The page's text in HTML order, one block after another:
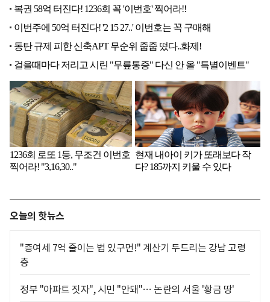
오늘의 핫뉴스
"증여세 7억 줄이는 법 있구먼!" 계산기 두드리는 강남 고령
층
정부 "아파트 짓자", 시민 "안돼"… 논란의 서울 '황금 땅'